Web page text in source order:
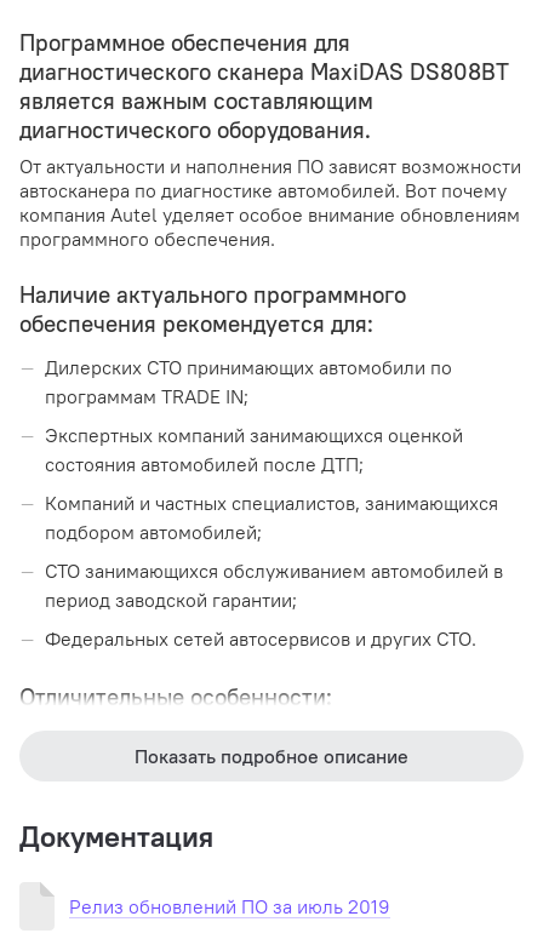
Программное обеспечения для
диагностического сканера MaxiDAS DS808BT
является важным составляющим
диагностического оборудования.
От актуальности и наполнения ПО зависят возможности
автосканера по диагностике автомобилей. Вот почему
компания Autel уделяет особое внимание обновлениям
программного обеспечения.
Наличие актуального программного
обеспечения рекомендуется для:
Дилерских СТО принимающих автомобили по
программам TRADE IN;
Экспертных компаний занимающихся оценкой
состояния автомобилей после ДТП;
Компаний и частных специалистов, занимающихся
подбором автомобилей;
СТО занимающихся обслуживанием автомобилей в
период заводской гарантии;
Федеральных сетей автосервисов и других СТО.
Отличительные особенности:
Увеличение функциональности по имеющимся
Расширение охвата по маркам;
Показать подробное описание
Документация
Релиз обновлений ПО за июль 2019